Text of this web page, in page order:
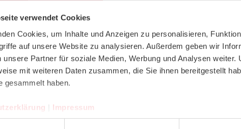
verwendet Cookies
Cookies, um Inhalte und Anzeigen zu personalisieren,
auf unsere Website zu analysieren. Außerdem geben wir
unsere Partner für soziale Medien, Werbung und Analysen
mit weiteren Daten zusammen, die Sie ihnen bereitgestellt
gesammelt haben.
Impressum
thevios HUB
PRODUKT ANZEIGEN
thevios 5